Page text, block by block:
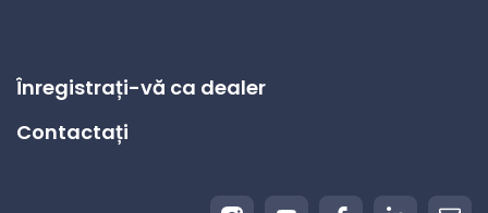
Înregistrați-vă ca dealer
Contactați